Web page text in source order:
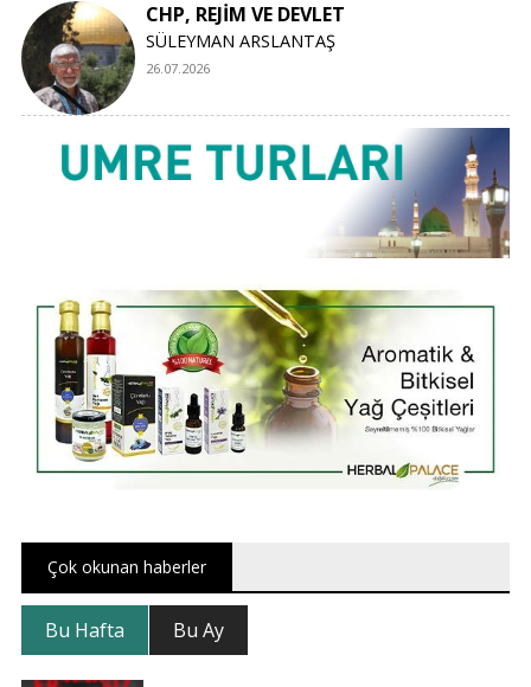
CHP, REJİM VE DEVLET
SÜLEYMAN ARSLANTAŞ
26.07.2026
Çok okunan haberler
Bu Hafta Bu Ay